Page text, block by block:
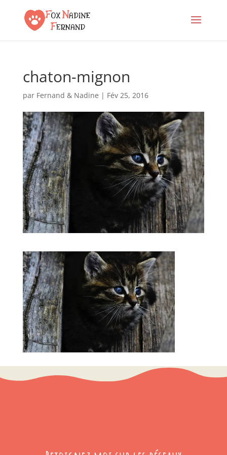
chaton-mignon
par Fernand & Nadine | Fév 25, 2016